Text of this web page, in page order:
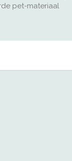
pet-materiaal